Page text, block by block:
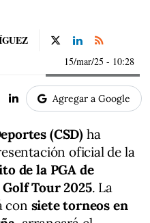
15/mar/25 - 10:28
Agregar a Google
(CSD)ha
oficial de la
de la PGA de
Tour 2025. La
con siete torneos en